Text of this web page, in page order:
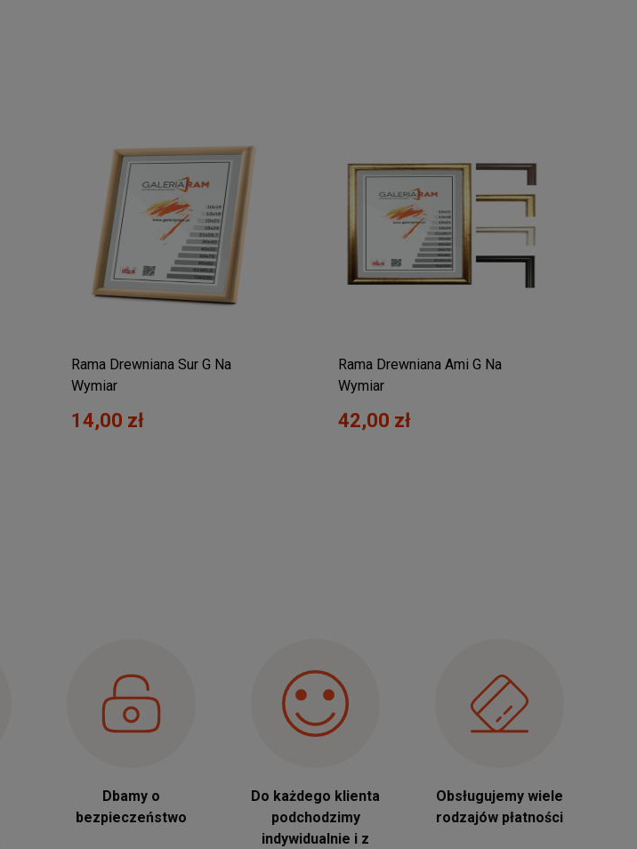
Rama Drewniana Sur G Na
Wymiar
14,00 zł
Rama Drewniana Ami G Na
Wymiar
42,00 zł
Dbamy o
bezpieczeństwo
Do każdego klienta
podchodzimy
indywidualnie i z
Obsługujemy wiele
rodzajów płatności